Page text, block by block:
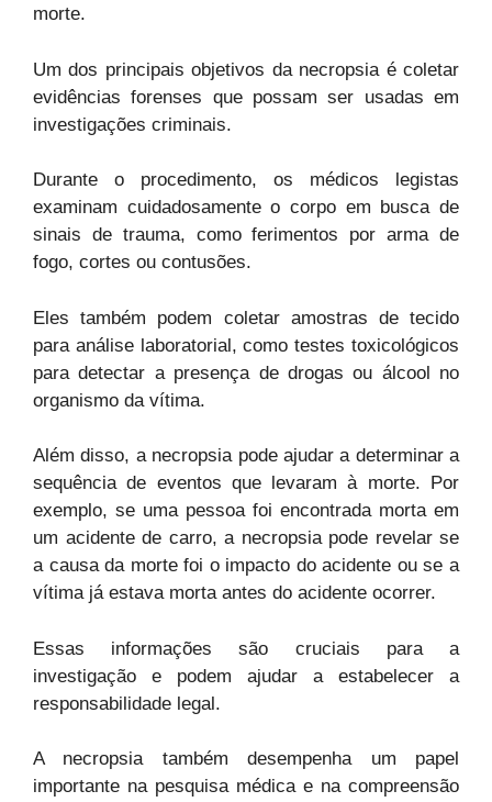
morte.
Um dos principais objetivos da necropsia é coletar
evidências forenses que possam ser usadas em
investigações criminais.
Durante o procedimento, os médicos legistas
examinam cuidadosamente o corpo em busca de
sinais de trauma, como ferimentos por arma de
fogo, cortes ou contusões.
Eles também podem coletar amostras de tecido
para análise laboratorial, como testes toxicológicos
para detectar a presença de drogas ou álcool no
organismo da vítima.
Além disso, a necropsia pode ajudar a determinar a
sequência de eventos que levaram à morte. Por
exemplo, se uma pessoa foi encontrada morta em
um acidente de carro, a necropsia pode revelar se
a causa da morte foi o impacto do acidente ou se a
vítima já estava morta antes do acidente ocorrer.
Essas informações são cruciais para a
investigação e podem ajudar a estabelecer a
responsabilidade legal.
A necropsia também desempenha um papel
importante na pesquisa médica e na compreensão